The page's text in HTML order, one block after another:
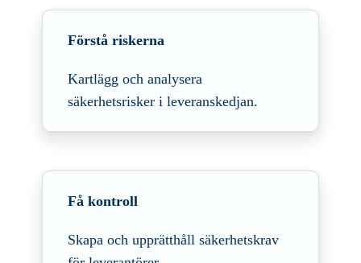
Förstå riskerna
Kartlägg och analysera
säkerhetsrisker i leveranskedjan.
Få kontroll
Skapa och upprätthåll säkerhetskrav